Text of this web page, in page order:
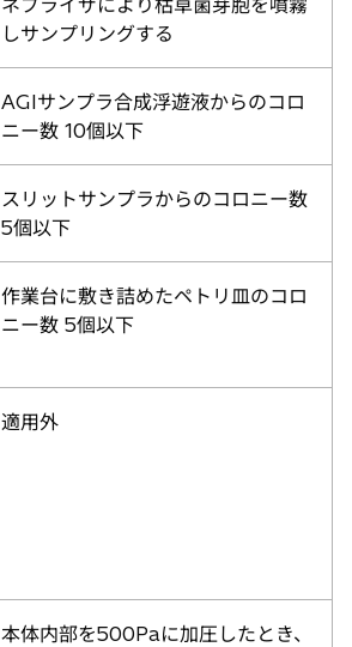
しサンプリングする
AGIサンプラ合成浮遊液からのコロ
ニー数 10個以下
スリットサンプラからのコロニー数
5個以下
作業台に敷き詰めたペトリ皿のコロ
ニー数 5個以下
適用外
本体内部を500Paに加圧したとき、